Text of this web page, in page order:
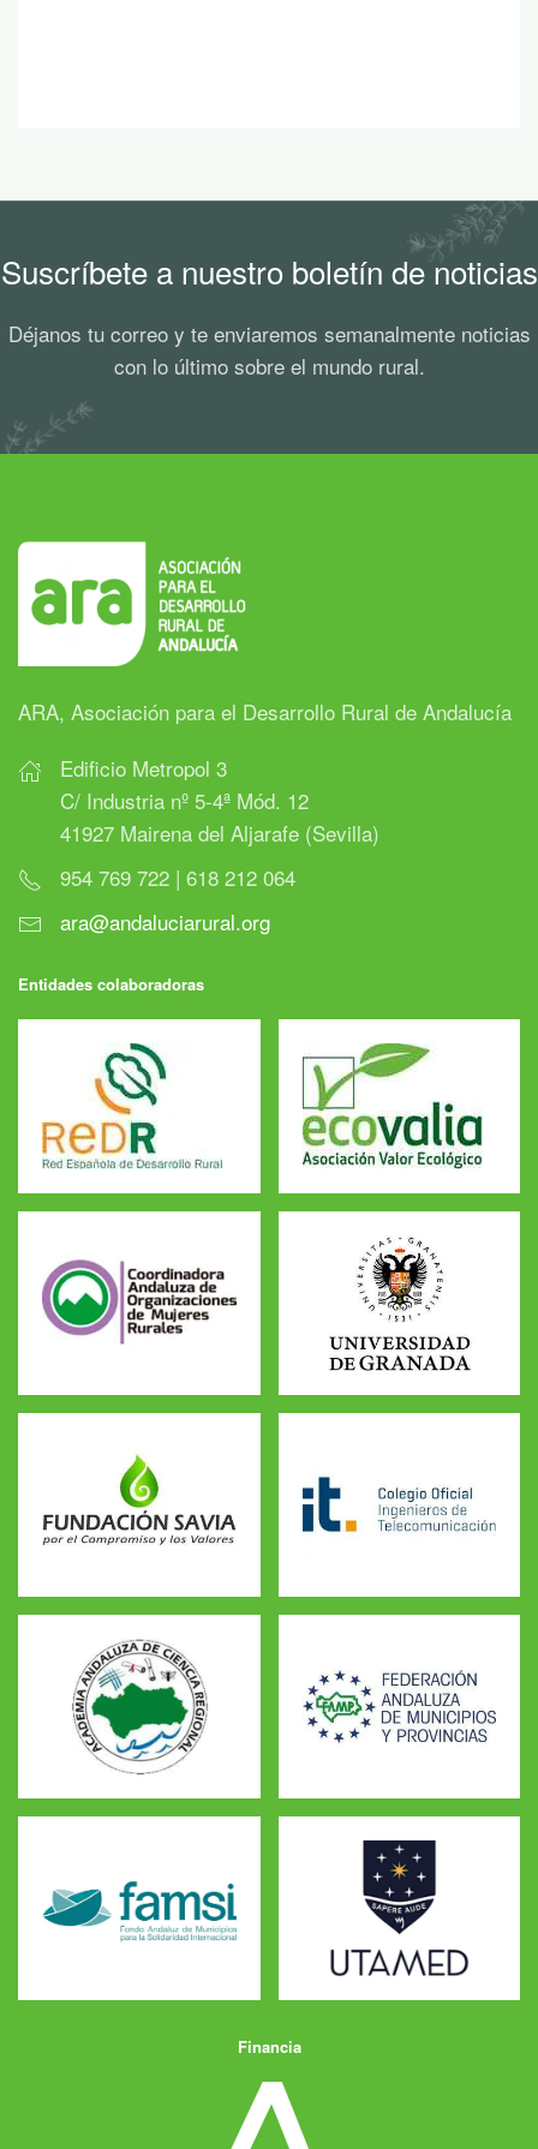
Suscríbete a nuestro boletín de noticias
Déjanos tu correo y te enviaremos semanalmente noticias
con lo último sobre el mundo rural.
ARA, Asociación para el Desarrollo Rural de Andalucía
Edificio Metropol 3
C/ Industria nº 5-4ª Mód. 12
41927 Mairena del Aljarafe (Sevilla)
954 769 722 | 618 212 064
ara@andaluciarural.org
Entidades colaboradoras
Financia